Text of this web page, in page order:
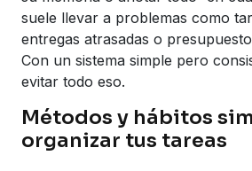
suele llevar a problemas como
entregas atrasadas o
Con un sistema simple pero
evitar todo eso.
Métodos y hábitos
organizar tus tareas